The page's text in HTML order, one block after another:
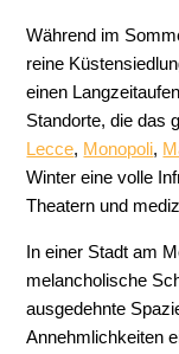
Während im
reine
einen
Standorte, die das
Lecce, Monopoli,
Winter eine volle
Theatern und
In einer Stadt am
melancholische
ausgedehnte
Annehmlichkeiten